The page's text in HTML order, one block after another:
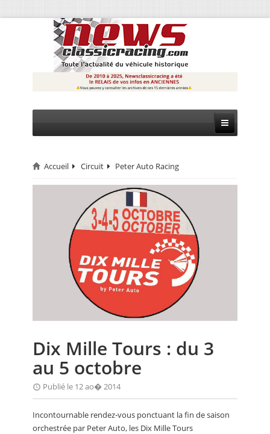
CIRCUIT
MONTAGNE
EVÈNEMENTS
CALENDRIER
ANNUAIRES
PETITES ANNONCES
Accueil Circuit Peter Auto Racing
Dix Mille Tours : du 3
au 5 octobre
Publié le 12 ao� 2014
Incontournable rendez-vous ponctuant la fin de saison
orchestrée par Peter Auto, les Dix Mille Tours